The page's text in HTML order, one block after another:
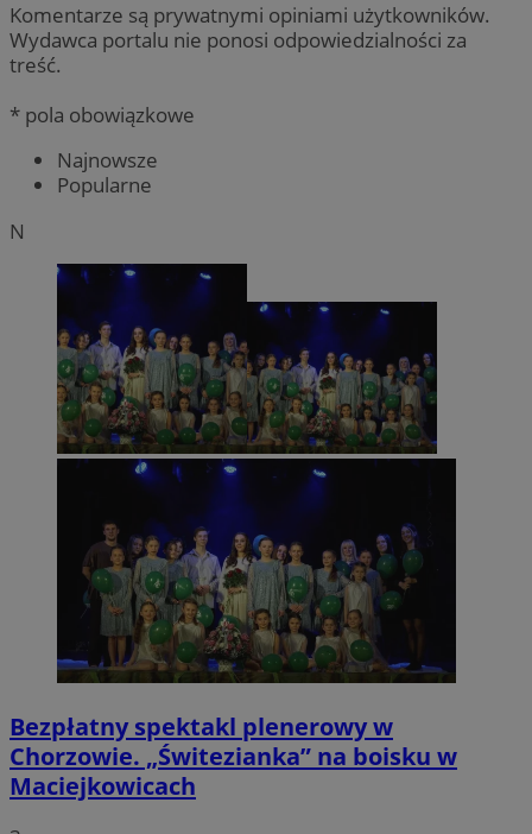
Komentarze są prywatnymi opiniami użytkowników.
Wydawca portalu nie ponosi odpowiedzialności za
treść.
* pola obowiązkowe
Najnowsze
Popularne
N
Bezpłatny spektakl plenerowy w
Chorzowie. „Świtezianka” na boisku w
Maciejkowicach